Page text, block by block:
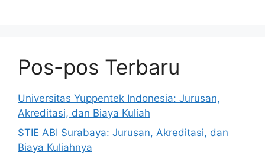
Pos-pos Terbaru
Universitas Yuppentek Indonesia: Jurusan,
Akreditasi, dan Biaya Kuliah
STIE ABI Surabaya: Jurusan, Akreditasi, dan
Biaya Kuliahnya